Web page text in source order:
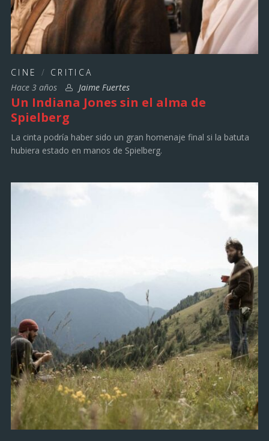
CINE / CRITICA
Hace 3 años
Jaime Fuertes
Un Indiana Jones sin el alma de
Spielberg
La cinta podría haber sido un gran homenaje final si la batuta
hubiera estado en manos de Spielberg.